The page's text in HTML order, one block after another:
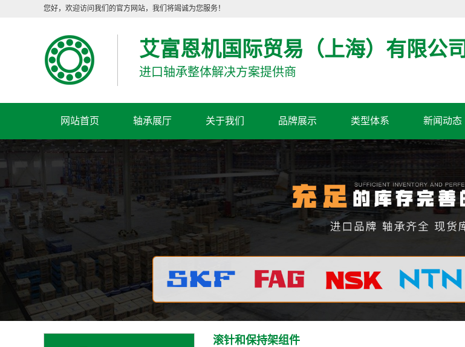
您好，欢迎访问我们的官方网站，我们将竭诚为您服务！
艾富恩机国际贸易（上海）有限公司
进口轴承整体解决方案提供商
网站首页 轴承展厅 关于我们 品牌展示 类型体系 新闻动态
滚针和保持架组件